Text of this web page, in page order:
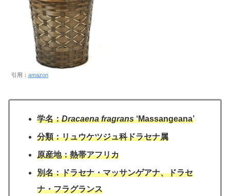
引用： amazon
学名：Dracaena fragrans‘Massangeana’
分類：リュウケツジュ科ドラセナ属
原産地：熱帯アフリカ
別名：ドラセナ・マッサンゲアナ、ドラセ
ナ・フラグランス